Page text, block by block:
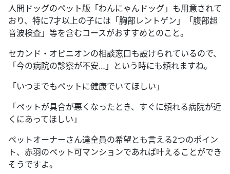
人間ドッグのペット版「わんにゃんドッグ」も用意されて
おり、特に7才以上の子には「胸部レントゲン」「腹部超
音波検査」等を含むコースがおすすめとのこと。
セカンド・オピニオンの相談窓口も設けられているので、
「今の病院の診察が不安… 」という時にも頼れますね。
「いつまでもペットに健康でいてほしい」
「ペットが具合が悪くなったとき、すぐに頼れる病院が近
くにあってほしい」
ペットオーナーさん達全員の希望とも言える2つのポイン
ト、赤羽のペット可マンションであれば叶えることができ
そうですよ。